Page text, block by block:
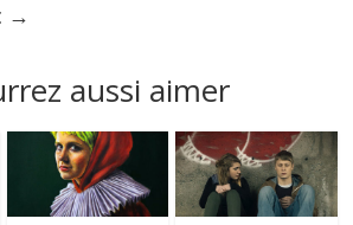
→
aussi aimer